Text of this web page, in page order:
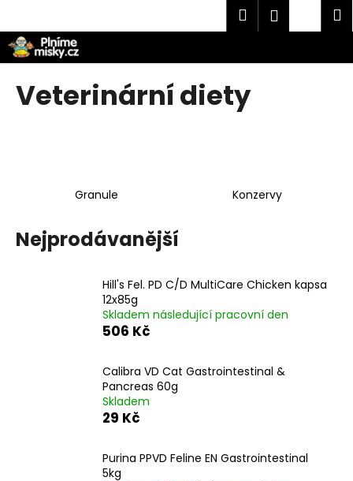
obsah
Hledat
Veterinární diety
Granule Konzervy
Nejprodávanější
Hill's Fel. PD C/D MultiCare Chicken kapsa
12x85g
Skladem následující pracovní den
506 Kč
Calibra VD Cat Gastrointestinal &
Pancreas 60g
Skladem
29 Kč
Purina PPVD Feline EN Gastrointestinal
5kg
o
š
í
Zpět
Zpět
C
o
b
u